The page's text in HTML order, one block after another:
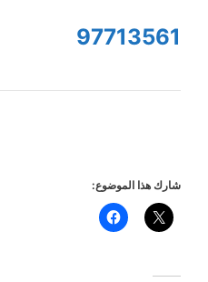
97713561
شارك هذا الموضوع: